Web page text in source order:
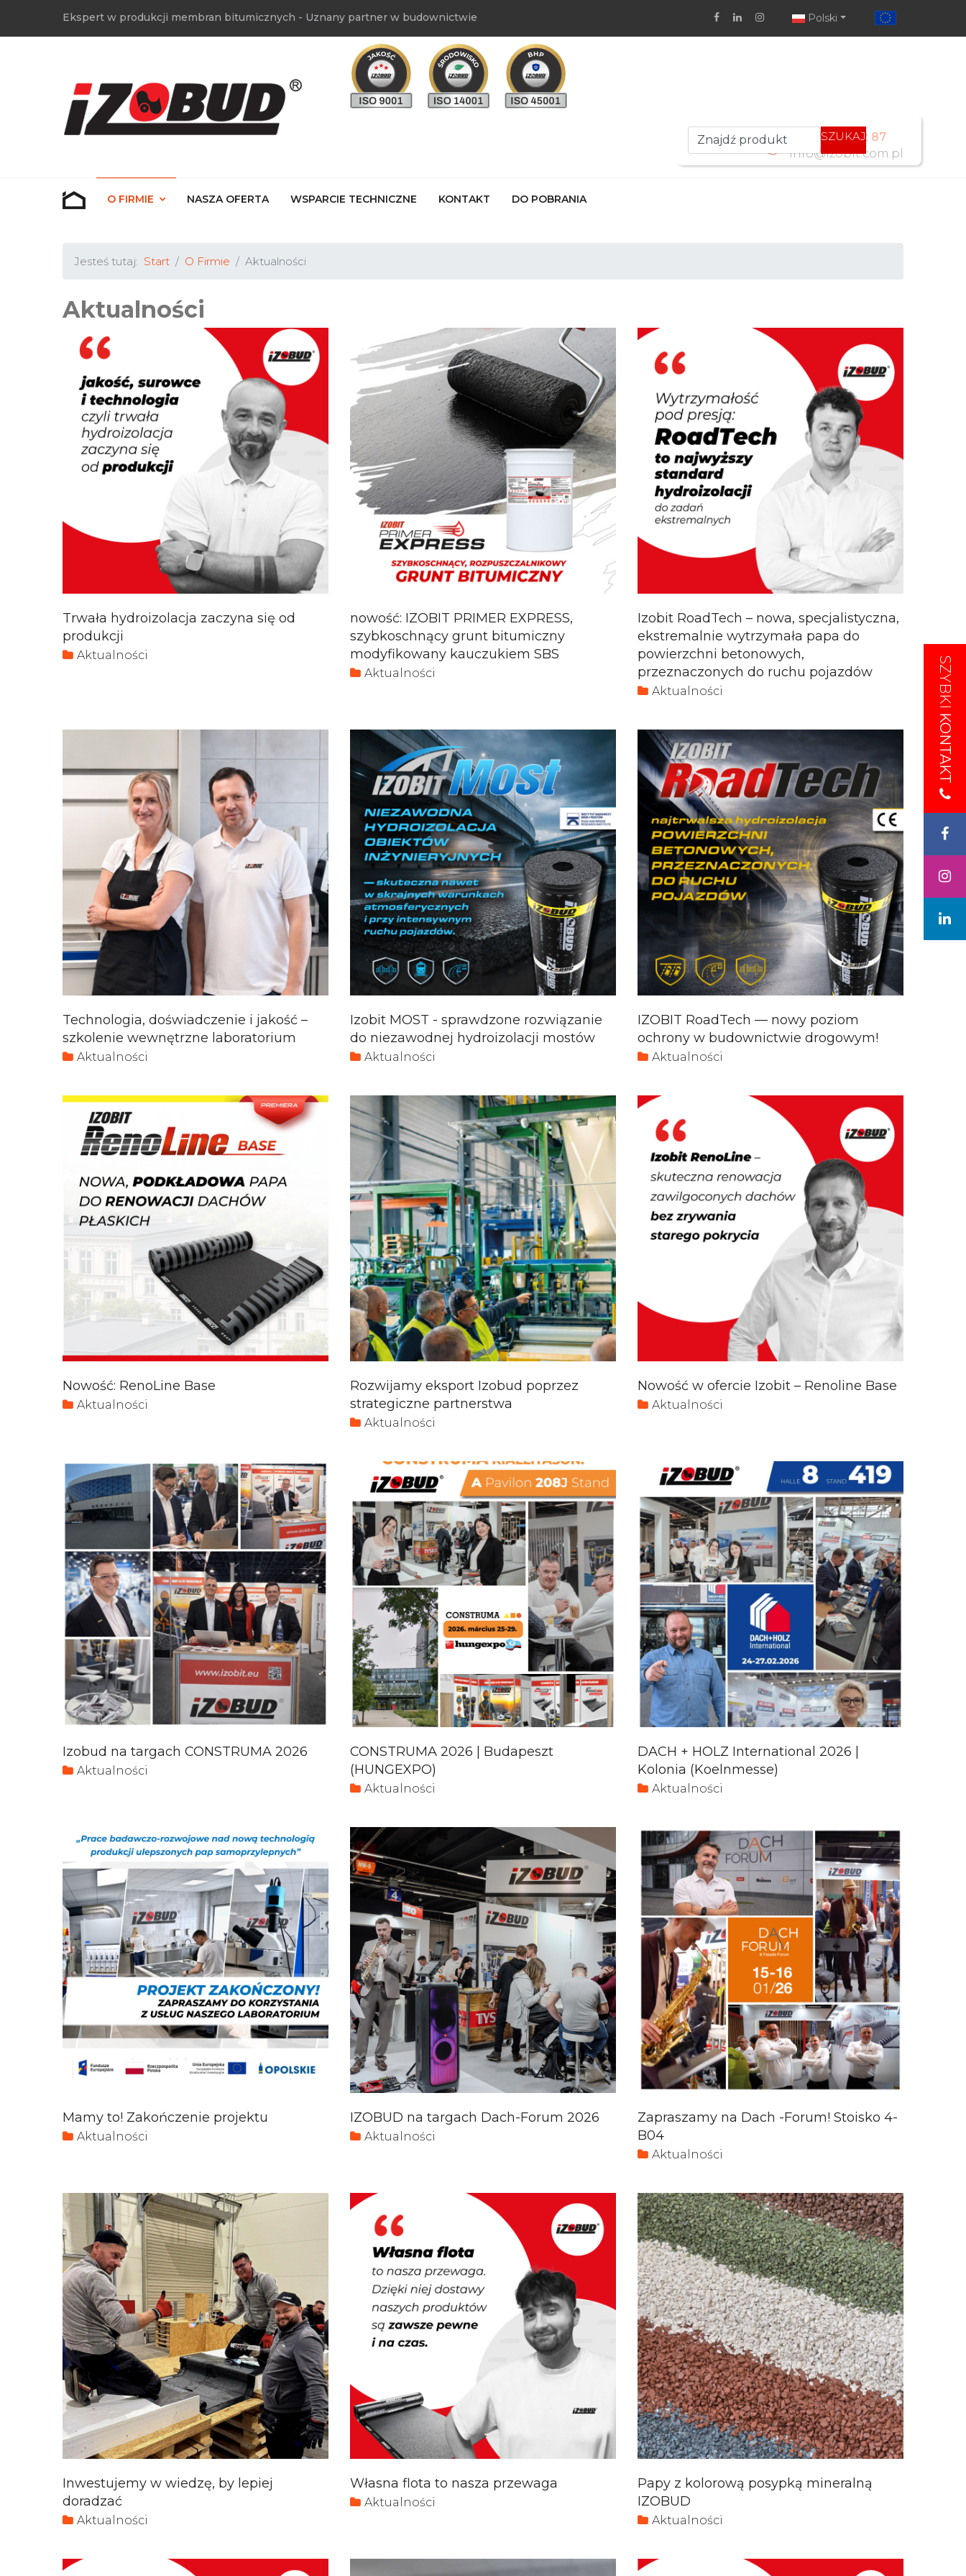
Ekspert w produkcji membran bitumicznych - Uznany partner w budownictwie Polski
SZYBKI
KONTAKT
SZYBKI
KONTAKT
+48 77 461 52 87
info@izobit.com.pl
O FIRMIE NASZA OFERTA WSPARCIE TECHNICZNE KONTAKT DO POBRANIA
Jesteś tutaj: Start O Firmie Aktualności
Aktualności
Trwała hydroizolacja zaczyna się od
produkcji
Aktualności
nowość: IZOBIT PRIMER EXPRESS,
szybkoschnący grunt bitumiczny
modyfikowany kauczukiem SBS
Aktualności
Izobit RoadTech – nowa, specjalistyczna,
ekstremalnie wytrzymała papa do
powierzchni betonowych,
przeznaczonych do ruchu pojazdów
Aktualności
Technologia, doświadczenie i jakość –
szkolenie wewnętrzne laboratorium
Aktualności
Izobit MOST - sprawdzone rozwiązanie
do niezawodnej hydroizolacji mostów
Aktualności
IZOBIT RoadTech — nowy poziom
ochrony w budownictwie drogowym!
Aktualności
Nowość: RenoLine Base
Aktualności
Rozwijamy eksport Izobud poprzez
strategiczne partnerstwa
Aktualności
Nowość w ofercie Izobit – Renoline Base
Aktualności
Izobud na targach CONSTRUMA 2026
Aktualności
CONSTRUMA 2026 | Budapeszt
(HUNGEXPO)
Aktualności
DACH + HOLZ International 2026 |
Kolonia (Koelnmesse)
Aktualności
Mamy to! Zakończenie projektu
Aktualności
IZOBUD na targach Dach-Forum 2026
Aktualności
Zapraszamy na Dach -Forum! Stoisko 4-
B04
Aktualności
Inwestujemy w wiedzę, by lepiej
doradzać
Aktualności
Własna flota to nasza przewaga
Aktualności
Papy z kolorową posypką mineralną
IZOBUD
Aktualności
SZUKAJ